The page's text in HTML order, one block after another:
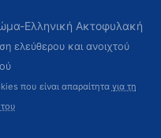
Ελληνική Ακτοφυλακή
ελεύθερου και ανοιχτού
που είναι απαραίτητα για τη